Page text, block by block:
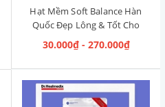
Hạt Mềm Soft Balance Hàn
Quốc Đẹp Lông & Tốt Cho
Đường Ruột 1.2kg [Cá Hồi,
Cún Mọi Độ Tuổi]
30.000₫ - 270.000₫